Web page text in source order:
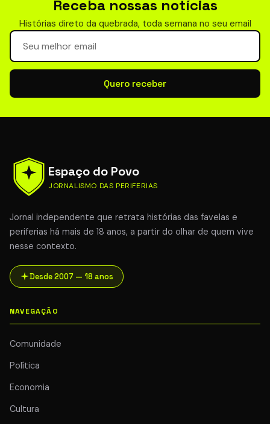
Receba nossas notícias
Histórias direto da quebrada, toda semana no seu email
Seu email para newsletter
Quero receber
Espaço do Povo
JORNALISMO DAS PERIFERIAS
Jornal independente que retrata histórias das favelas e
periferias há mais de 18 anos, a partir do olhar de quem vive
nesse contexto.
Desde 2007 — 18 anos
NAVEGAÇÃO
Comunidade
Política
Economia
Cultura